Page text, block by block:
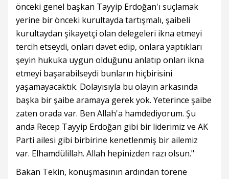
önceki genel başkan Tayyip Erdoğan'ı suçlamak
yerine bir önceki kurultayda tartışmalı, şaibeli
kurultaydan şikayetçi olan delegeleri ikna etmeyi
tercih etseydi, onları davet edip, onlara yaptıkları
şeyin hukuka uygun olduğunu anlatıp onları ikna
etmeyi başarabilseydi bunların hiçbirisini
yaşamayacaktık. Dolayısıyla bu olayın arkasında
başka bir şaibe aramaya gerek yok. Yeterince şaibe
zaten orada var. Ben Allah'a hamdediyorum. Şu
anda Recep Tayyip Erdoğan gibi bir liderimiz ve AK
Parti ailesi gibi birbirine kenetlenmiş bir ailemiz
var. Elhamdülillah. Allah hepinizden razı olsun."
Bakan Tekin, konuşmasının ardından törene